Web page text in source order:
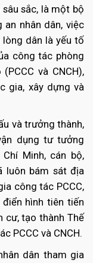
sắc, là một bộ
nhân dân, việc
lòng dân là yếu tố
công tác phòng
và CNCH),
gia, xây dựng và
và trưởng thành,
dụng tư tưởng
Minh, cán bộ,
luôn bám sát địa
công tác PCCC,
hình tiên tiến
cư, tạo thành Thế
PCCC và CNCH.
dân tham gia